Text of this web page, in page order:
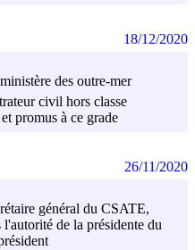
des outre-mer
civil hors classe
promus à ce grade
18/12/2020
général du CSATE,
de la présidente du
26/11/2020